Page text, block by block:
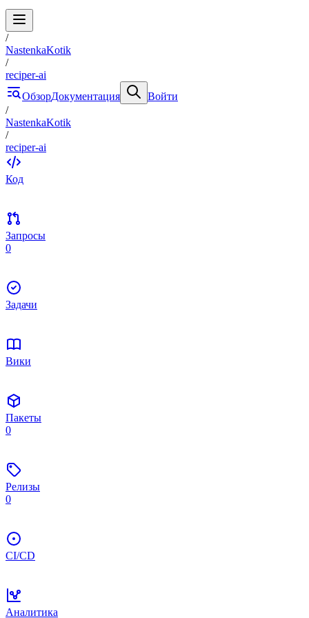
/
NastenkaKotik
/
reciper-ai
ОбзорДокументация
Войти
/
NastenkaKotik
/
reciper-ai
Код
Запросы
0
Задачи
Вики
Пакеты
0
Релизы
0
CI/CD
Аналитика